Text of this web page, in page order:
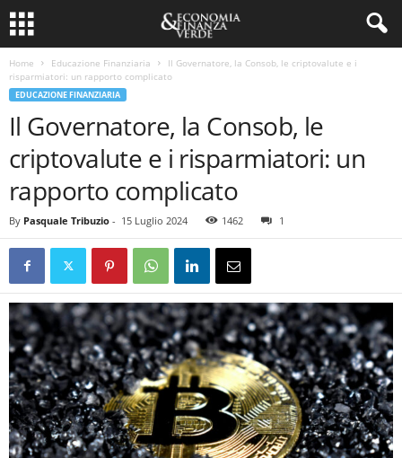
Home Educazione Finanziaria
Il Governatore, la Consob, le criptovalute e i
risparmiatori: un rapporto complicato
EDUCAZIONE FINANZIARIA
Il Governatore, la Consob, le
criptovalute e i risparmiatori: un
rapporto complicato
By Pasquale Tribuzio - 15 Luglio 2024 1462 1